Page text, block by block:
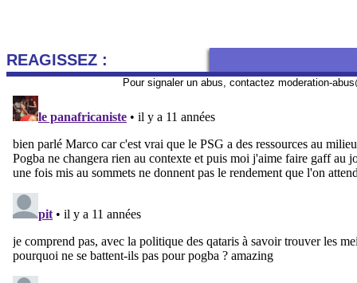
REAGISSEZ :
Pour signaler un abus, contactez moderation-